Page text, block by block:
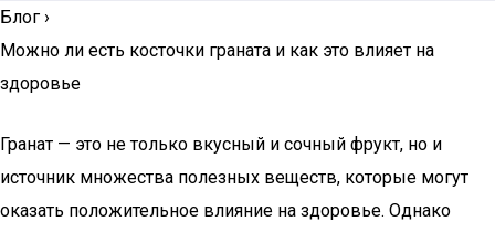
Блог ›
Можно ли есть косточки граната и как это влияет на
здоровье
Гранат — это не только вкусный и сочный фрукт, но и
источник множества полезных веществ, которые могут
оказать положительное влияние на здоровье. Однако